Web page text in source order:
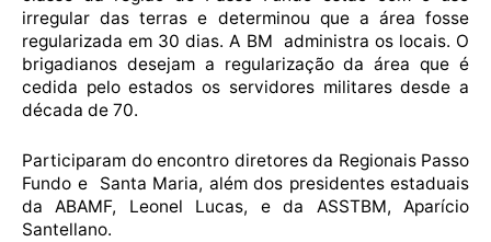
irregular das terras e determinou que a área fosse
regularizada em 30 dias. A BM administra os locais. O
brigadianos desejam a regularização da área que é
cedida pelo estados os servidores militares desde a
década de 70.
Participaram do encontro diretores da Regionais Passo
Fundo e Santa Maria, além dos presidentes estaduais
da ABAMF, Leonel Lucas, e da ASSTBM, Aparício
Santellano.